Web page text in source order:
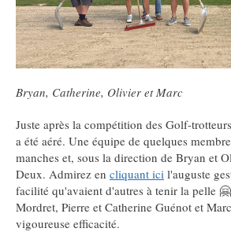
Bryan, Catherine, Olivier et Marc
Juste après la compétition des Golf-
a été aéré. Une équipe de quelques
manches et, sous la direction de Bryan et
Deux. Admirez en cliquant ici l'auguste
facilité qu'avaient d'autres à tenir la pelle
Mordret, Pierre et Catherine Guénot et
vigoureuse efficacité.